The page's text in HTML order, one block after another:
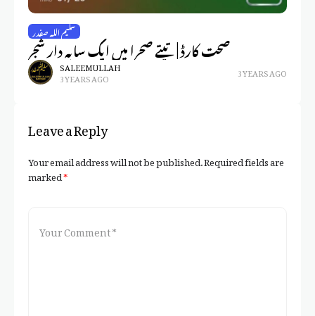
سلیم اللہ صفدر
صحت کارڈ | تپتے صحرا میں ایک سایہ دار شجر
SALEEM ULLAH
3 YEARS AGO 3 YEARS AGO
Leave a Reply
Your email address will not be published.Required fields are
marked*